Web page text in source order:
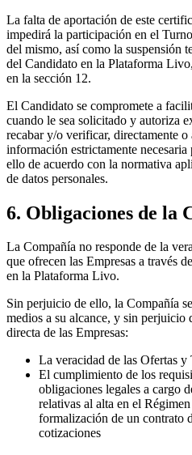
La falta de aportación de este
impedirá la participación en el
del mismo, así como la suspensión
del Candidato en la Plataforma
en la sección 12.
El Candidato se compromete a
cuando le sea solicitado y autoriza
recabar y/o verificar, directamente o
información estrictamente
ello de acuerdo con la normativa
de datos personales.
6. Obligaciones de la
La Compañía no responde de la
que ofrecen las Empresas a través
en la Plataforma Livo.
Sin perjuicio de ello, la Compañía
medios a su alcance, y sin perjuicio
directa de las Empresas:
La veracidad de las Ofertas y
El cumplimiento de los
obligaciones legales a cargo
relativas al alta en el
formalización de un contrato
cotizaciones